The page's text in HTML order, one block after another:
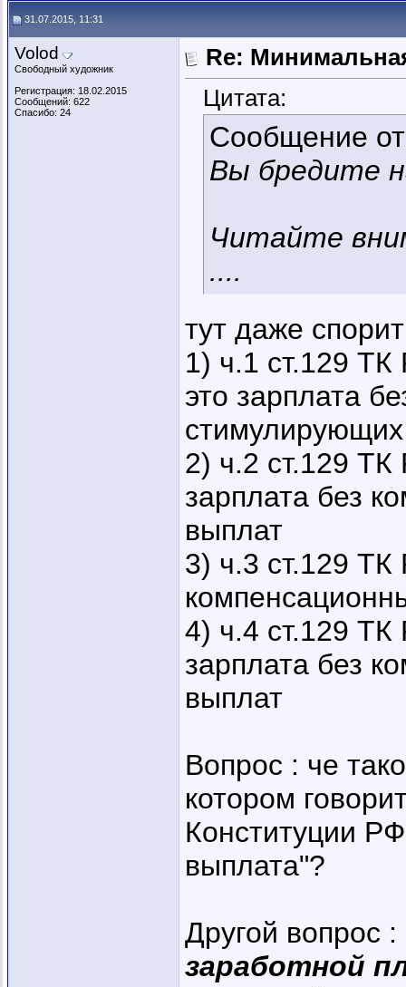
31.07.2015, 11:31
Volod
Свободный художник
Регистрация: 18.02.2015
Сообщений: 622
Спасибо: 24
Re:
Цитата:
Сообщение
Вы бредите
Читайте
....
тут даже
1) ч.1 ст.129
это зарплата
2) ч.2 ст.129
зарплата без
выплат
3) ч.3 ст.129 ТК
4) ч.4 ст.129
зарплата без
выплат
Вопрос : че
котором
Конституции
выплата"?
Другой вопрос
заработной